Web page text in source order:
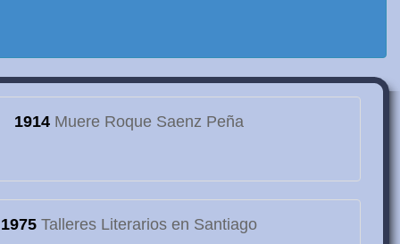
1914Muere Roque Saenz Peña
1975Talleres Literarios en Santiago